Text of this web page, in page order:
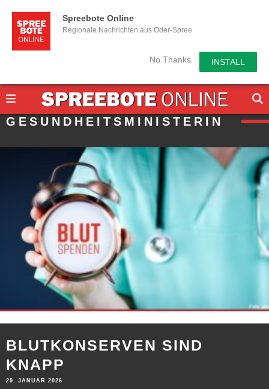
Spreebote Online
Regionale Nachrichten aus Oder-Spree
No Thanks INSTALL
GESUNDHEITSMINISTERIN
BLUTKONSERVEN SIND
KNAPP
29. JANUAR 2026